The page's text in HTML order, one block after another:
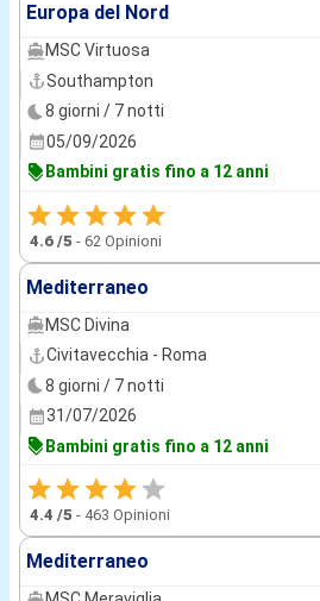
Europa del Nord
MSC Virtuosa
Southampton
8 giorni / 7 notti
05/09/2026
Bambini gratis fino a 12 anni
4.6 /5 - 62 Opinioni
Mediterraneo
MSC Divina
Civitavecchia - Roma
8 giorni / 7 notti
31/07/2026
Bambini gratis fino a 12 anni
4.4 /5 - 463 Opinioni
Mediterraneo